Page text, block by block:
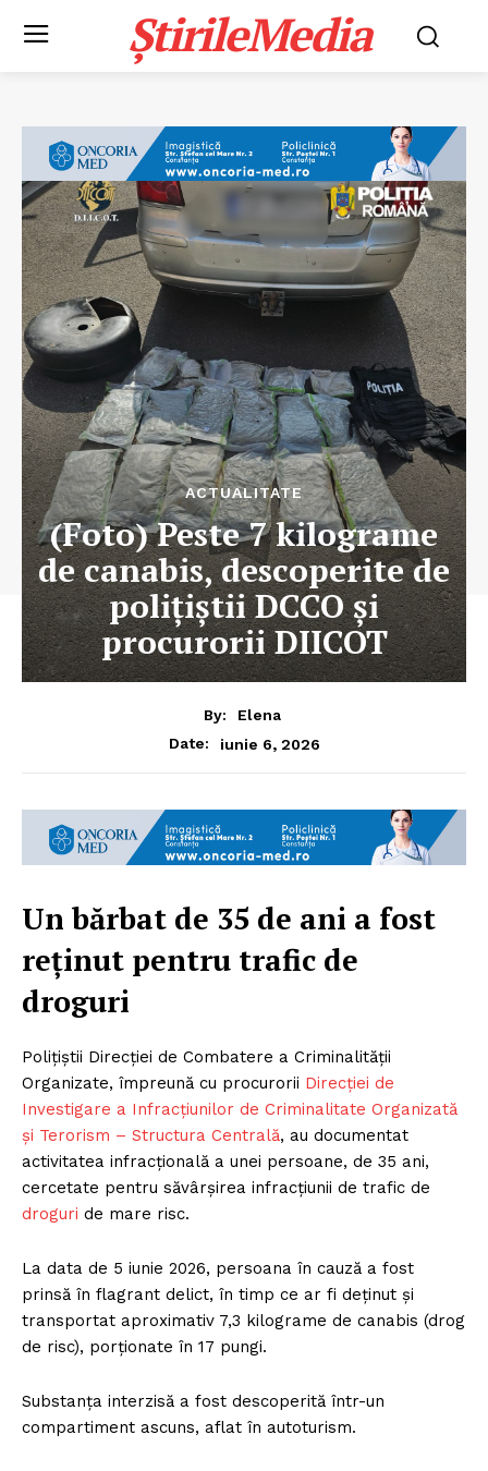
ȘtirileMedia
ACTUALITATE
(Foto) Peste 7 kilograme
de canabis, descoperite de
polițiștii DCCO și
procurorii DIICOT
By:
Elena
Date:
iunie 6, 2026
Un bărbat de 35 de ani a fost
reținut pentru trafic de
droguri
Polițiștii Direcției de Combatere a Criminalității
Organizate, împreună cu procurorii Direcției de
Investigare a Infracțiunilor de Criminalitate Organizată
și Terorism – Structura Centrală, au documentat
activitatea infracțională a unei persoane, de 35 ani,
cercetate pentru săvârșirea infracțiunii de trafic de
droguri de mare risc.
La data de 5 iunie 2026, persoana în cauză a fost
prinsă în flagrant delict, în timp ce ar fi deținut și
transportat aproximativ 7,3 kilograme de canabis (drog
de risc), porționate în 17 pungi.
Substanța interzisă a fost descoperită într-un
compartiment ascuns, aflat în autoturism.